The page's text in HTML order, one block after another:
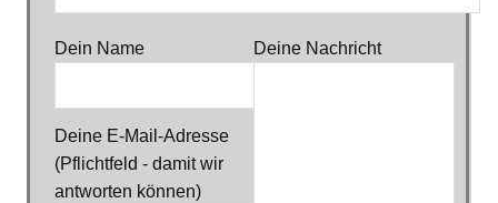
Dein Name
Deine E-Mail-Adresse
(Pflichtfeld - damit wir
antworten können)
Deine Nachricht